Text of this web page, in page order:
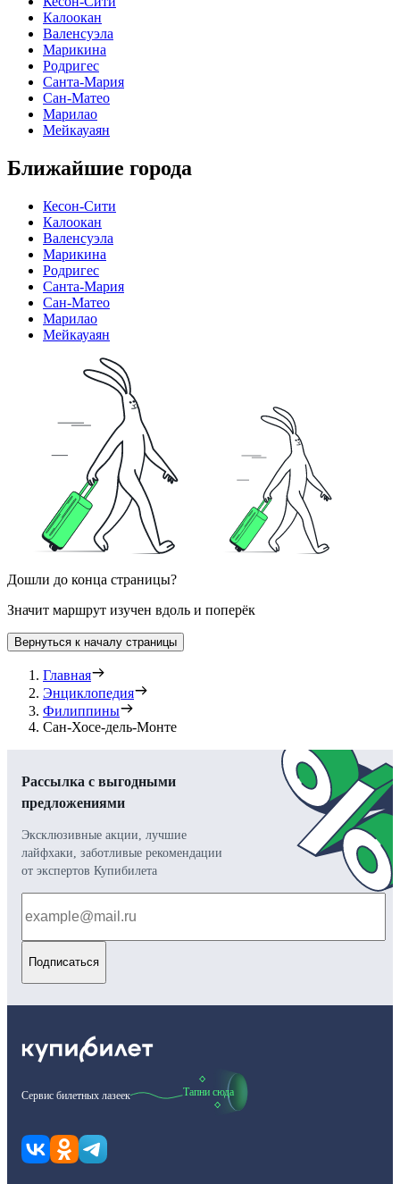
Калоокан
Валенсуэла
Марикина
Родригес
Санта-Мария
Сан-Матео
Марилао
Мейкауаян
Ближайшие города
Кесон-Сити
Калоокан
Валенсуэла
Марикина
Родригес
Санта-Мария
Сан-Матео
Марилао
Мейкауаян
Дошли до конца страницы?
Значит маршрут изучен вдоль и поперёк
Вернуться к началу страницы
Главная
Энциклопедия
Филиппины
Сан-Хосе-дель-Монте
Рассылка с выгодными
предложениями
Эксклюзивные акции, лучшие
лайфхаки, заботливые рекомендации
от экспертов Купибилета
Подписаться
Сервис билетных лазеек Тапни сюда